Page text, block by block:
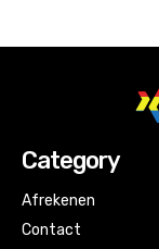
Category
Afrekenen
Contact